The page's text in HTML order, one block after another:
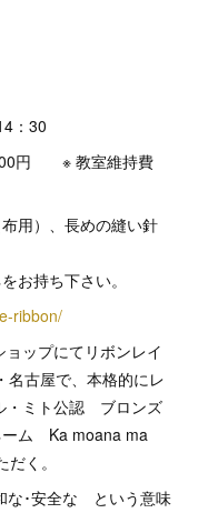
：30
円 ※ 教室維持費
用）、長めの縫い針
持ち下さい。
ribbon/
ップにてリボンレイ
名古屋で、本格的にレ
・ミト公認 ブロンズ
ーム Ka moana ma
く。
な･安全な という意味